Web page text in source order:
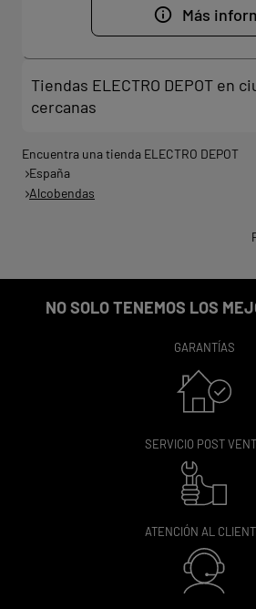
Más
Tiendas ELECTRO DEPOT en
cercanas
Encuentra una tienda ELECTRO DEPOT
España
Alcobendas
NO SOLO TENEMOS LOS
GARANTÍAS
SERVICIO POST
ATENCIÓN AL